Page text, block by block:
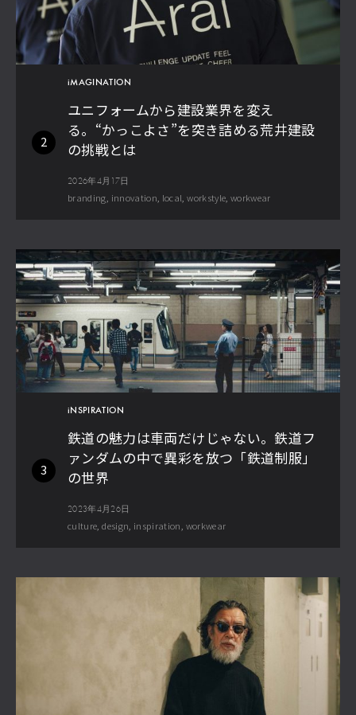
2
iMAGINATION
ユニフォームから建設業界を変え
る。“かっこよさ”を突き詰める荒井建設
の挑戦とは
2026年4月17日
branding innovation local workstyle workwear
3
iNSPIRATION
鉄道の魅力は車両だけじゃない。鉄道フ
ァンダムの中で異彩を放つ「鉄道制服」
の世界
2023年4月26日
culture design inspiration workwear